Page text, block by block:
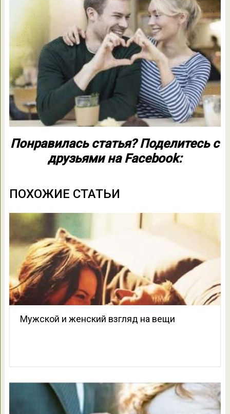
Понравилась статья? Поделитесь с
друзьями на Facebook:
ПОХОЖИЕ СТАТЬИ
Мужской и женский взгляд на вещи